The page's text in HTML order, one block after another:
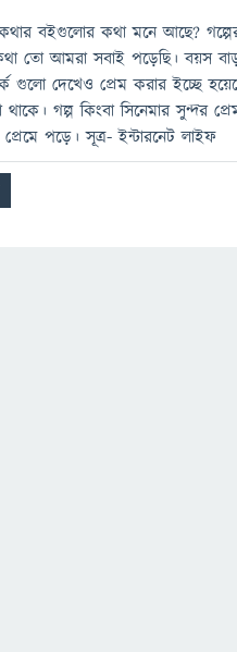
বইগুলোর কথা মনে আছে?
তো আমরা সবাই পড়েছি। বয়স
গুলো দেখেও প্রেম করার ইচ্ছে
গল্প কিংবা সিনেমার সুন্দর
পড়ে। সূত্র- ইন্টারনেট লাইফ